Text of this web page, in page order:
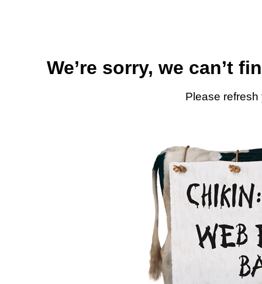
We’re sorry, we can’t
Please refresh